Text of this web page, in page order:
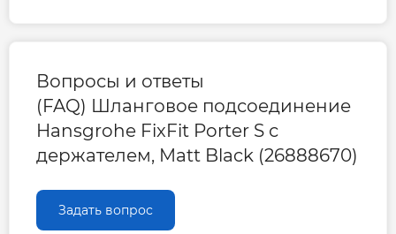
Вопросы и ответы
(FAQ) Шланговое подсоединение
Hansgrohe FixFit Porter S с
держателем, Matt Black (26888670)
Задать вопрос